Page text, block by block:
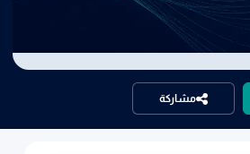
مشاركة